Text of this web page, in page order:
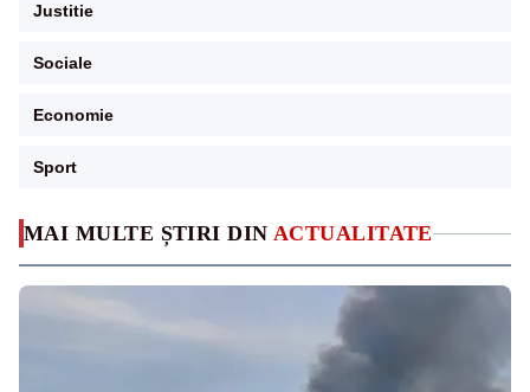
MAI MULTE ȘTIRI DIN ACTUALITATE
Justitie
Sociale
Economie
Sport